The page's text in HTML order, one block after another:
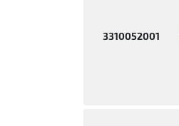
3310052001